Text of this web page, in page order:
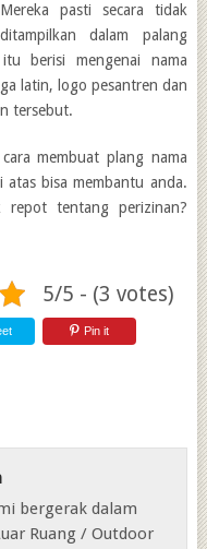
pasti secara tidak
dalam palang
berisi mengenai nama
latin, logo pesantren dan
tersebut.
membuat plang nama
bisa membantu anda.
repot tentang perizinan?
5/5 - (3 votes)
Pin it
bergerak dalam
Ruang / Outdoor